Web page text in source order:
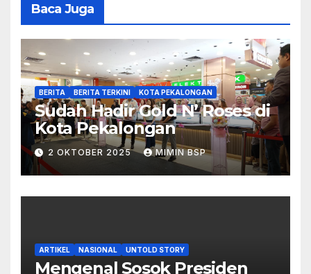
Baca Juga
BERITA BERITA TERKINI KOTA PEKALONGAN
Sudah Hadir Gold N’ Roses di
Kota Pekalongan
2 OKTOBER 2025 MIMIN BSP
ARTIKEL NASIONAL UNTOLD STORY
Mengenal Sosok Presiden